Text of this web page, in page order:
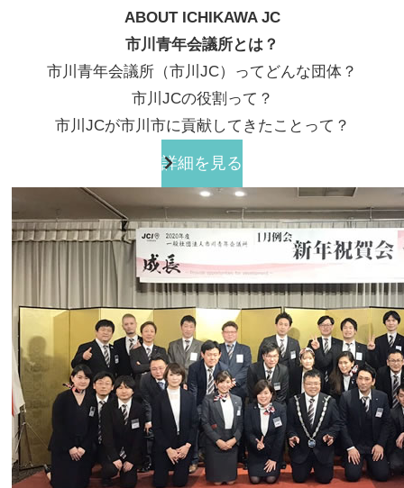
ABOUT ICHIKAWA JC
市川青年会議所とは？
市川青年会議所（市川JC）ってどんな団体？
市川JCの役割って？
市川JCが市川市に貢献してきたことって？
詳細を見る